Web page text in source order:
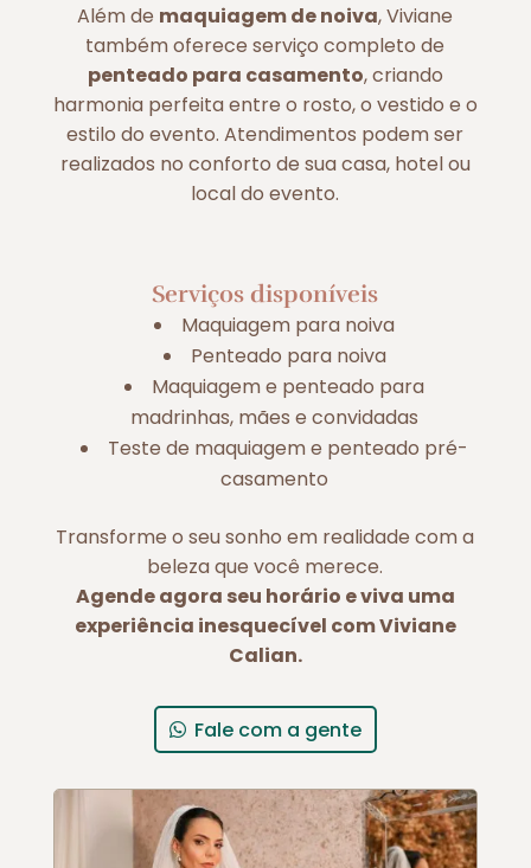
Além de maquiagem de noiva, Viviane
também oferece serviço completo de
penteado para casamento, criando
harmonia perfeita entre o rosto, o vestido e o
estilo do evento. Atendimentos podem ser
realizados no conforto de sua casa, hotel ou
local do evento.
Serviços disponíveis
Maquiagem para noiva
Penteado para noiva
Maquiagem e penteado para
madrinhas, mães e convidadas
Teste de maquiagem e penteado pré-
casamento
Transforme o seu sonho em realidade com a
beleza que você merece.
Agende agora seu horário e viva uma
experiência inesquecível com Viviane
Calian.
Fale com a gente